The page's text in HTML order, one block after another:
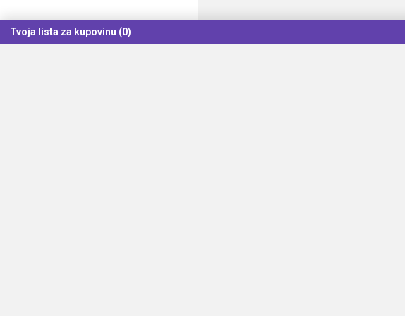
Tvoja lista za kupovinu (0)